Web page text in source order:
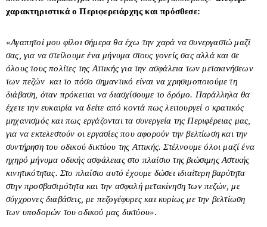
χαρακτηριστικά ο Περιφερειάρχης και πρόσθεσε:
«Αγαπητοί μου φίλοι σήμερα θα έχω την χαρά να συνεργαστώ μαζί
σας, για να στείλουμε ένα μήνυμα στους γονείς σας αλλά και σε
όλους τους πολίτες της Αττικής για την ασφάλεια των μετακινήσεων
των πεζών και το πόσο σημαντικό είναι να χρησιμοποιούμε τη
διάβαση, όταν πρόκειται να διασχίσουμε το δρόμο. Παράλληλα θα
έχετε την ευκαιρία να δείτε από κοντά πως λειτουργεί ο κρατικός
μηχανισμός και πως εργάζονται τα συνεργεία της Περιφέρειας μας,
για να εκτελεστούν οι εργασίες που αφορούν την βελτίωση και την
συντήρηση του οδικού δικτύου της Αττικής. Στέλνουμε όλοι μαζί ένα
ηχηρό μήνυμα οδικής ασφάλειας στο πλαίσιο της βιώσιμης Αστικής
κινητικότητας. Στο πλαίσιο αυτό έχουμε δώσει ιδιαίτερη βαρύτητα
στην προσβασιμότητα και την ασφαλή μετακίνηση των πεζών, με
σύγχρονες διαβάσεις, με πεζογέφυρες και κυρίως με την βελτίωση
των υποδομών του οδικού μας δικτύου».